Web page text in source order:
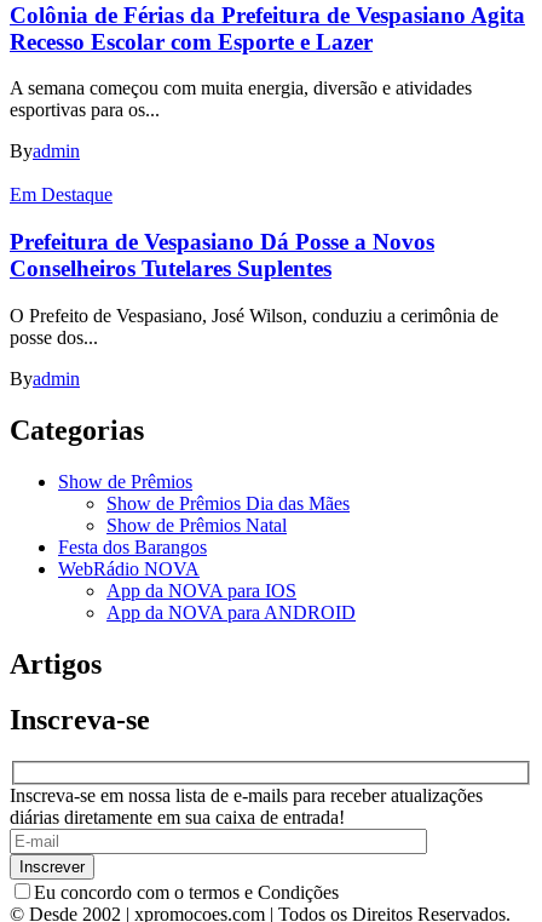
Colônia de Férias da Prefeitura de Vespasiano Agita
Recesso Escolar com Esporte e Lazer
A semana começou com muita energia, diversão e atividades
esportivas para os...
Byadmin
Em Destaque
Prefeitura de Vespasiano Dá Posse a Novos
Conselheiros Tutelares Suplentes
O Prefeito de Vespasiano, José Wilson, conduziu a cerimônia de
posse dos...
Byadmin
Categorias
Show de Prêmios
Show de Prêmios Dia das Mães
Show de Prêmios Natal
Festa dos Barangos
WebRádio NOVA
App da NOVA para IOS
App da NOVA para ANDROID
Artigos
Inscreva-se
Inscreva-se em nossa lista de e-mails para receber atualizações
diárias diretamente em sua caixa de entrada!
Eu concordo com o termos e Condições
© Desde 2002 | xpromocoes.com | Todos os Direitos Reservados.